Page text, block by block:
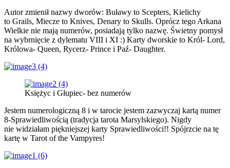
Autor zmienił nazwy dworów: Buławy to Scepters, Kielichy
to Grails, Miecze to Knives, Denary to Skulls. Oprócz tego Arkana
Wielkie nie mają numerów, posiadają tylko nazwę. Świetny pomysł
na wybrnięcie z dylematu VIII i XI :) Karty dworskie to Król- Lord,
Królowa- Queen, Rycerz- Prince i Paź- Daughter.
Księżyc i Głupiec- bez numerów
Jestem numerologiczną 8 i w tarocie jestem zazwyczaj kartą numer
8-Sprawiedliwością (tradycja tarota Marsylskiego). Nigdy
nie widziałam piękniejszej karty Sprawiedliwości!! Spójrzcie na tę
kartę w Tarot of the Vampyres!